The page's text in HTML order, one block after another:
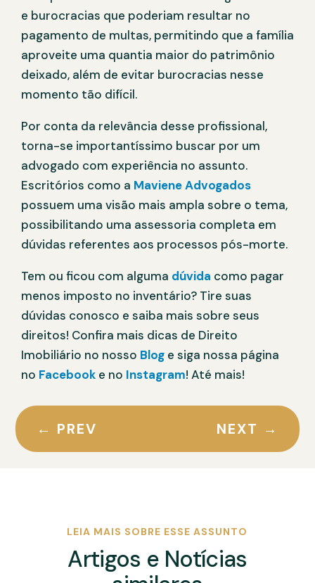
e burocracias que poderiam resultar no
pagamento de multas, permitindo que a família
aproveite uma quantia maior do patrimônio
deixado, além de evitar burocracias nesse
momento tão difícil.
Por conta da relevância desse profissional,
torna-se importantíssimo buscar por um
advogado com experiência no assunto.
Escritórios como a Maviene Advogados
possuem uma visão mais ampla sobre o tema,
possibilitando uma assessoria completa em
dúvidas referentes aos processos pós-morte.
Tem ou ficou com alguma dúvida como pagar
menos imposto no inventário? Tire suas
dúvidas conosco e saiba mais sobre seus
direitos! Confira mais dicas de Direito
Imobiliário no nosso Blog e siga nossa página
no Facebook e no Instagram! Até mais!
← PREV NEXT →
LEIA MAIS SOBRE ESSE ASSUNTO
Artigos e Notícias